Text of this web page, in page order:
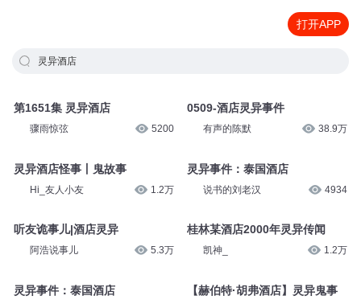
打开APP
灵异酒店
第1651集 灵异酒店
骤雨惊弦 5200
灵异酒店怪事丨鬼故事
Hi_友人小友 1.2万
听友诡事儿|酒店灵异
阿浩说事儿 5.3万
灵异事件：泰国酒店
0509-酒店灵异事件
有声的陈默 38.9万
灵异事件：泰国酒店
说书的刘老汉 4934
桂林某酒店2000年灵异传闻
凯神_ 1.2万
【赫伯特·胡弗酒店】灵异鬼事